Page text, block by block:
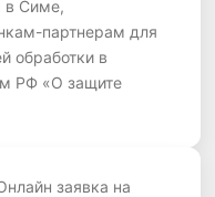
в Симе,
партнерам для
обработки в
РФ «О защите
заявка на